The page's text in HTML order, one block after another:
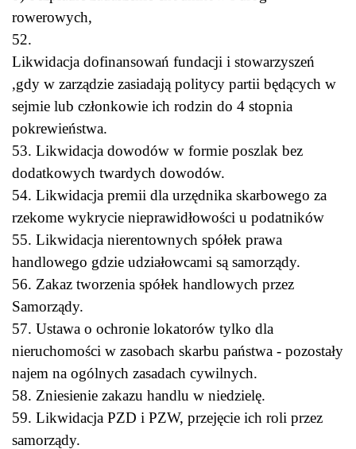
rowerowych,
52.
Likwidacja dofinansowań fundacji i stowarzyszeń
,gdy w zarządzie zasiadają politycy partii będących w
sejmie lub członkowie ich rodzin do 4 stopnia
pokrewieństwa.
53. Likwidacja dowodów w formie poszlak bez
dodatkowych twardych dowodów.
54. Likwidacja premii dla urzędnika skarbowego za
rzekome wykrycie nieprawidłowości u podatników
55. Likwidacja nierentownych spółek prawa
handlowego gdzie udziałowcami są samorządy.
56. Zakaz tworzenia spółek handlowych przez
Samorządy.
57. Ustawa o ochronie lokatorów tylko dla
nieruchomości w zasobach skarbu państwa - pozostały
najem na ogólnych zasadach cywilnych.
58. Zniesienie zakazu handlu w niedzielę.
59. Likwidacja PZD i PZW, przejęcie ich roli przez
samorządy.